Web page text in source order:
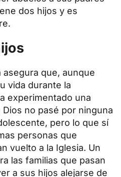
dos hijos y es
que, aunque
vida durante la
experimentado una
no pasé por ninguna
pero lo que sí
personas que
vuelto a la Iglesia. Un
las familias que pasan
a sus hijos alejarse de